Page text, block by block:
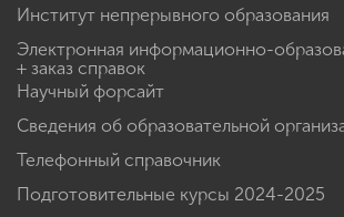
Институт непрерывного образования
Электронная информационно-
+ заказ справок
Научный форсайт
Сведения об образовательной
Телефонный справочник
Подготовительные курсы 2024-2025